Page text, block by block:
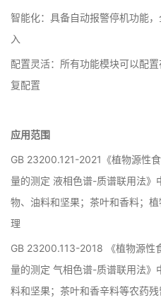
智能化：具备自动报警停机功能
入
配置灵活：所有功能模块可以配
复配置
应用范围
GB 23200.121-2021《植物源性
量的测定 液相色谱-质谱联用法》
物、油料和坚果；茶叶和香料；
理
GB 23200.113-2018 《植物源性
量的测定 气相色谱-质谱联用法》
料和坚果；茶叶和香辛料等农药